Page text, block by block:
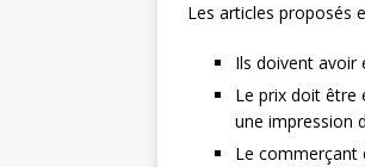
Les articles proposés
Ils doivent avoir
Le prix doit être
une impression
Le commerçant